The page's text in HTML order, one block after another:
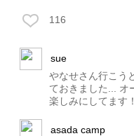
116
sue
やなせさん行こう
ておきました... オ
楽しみにしてます！
asada camp